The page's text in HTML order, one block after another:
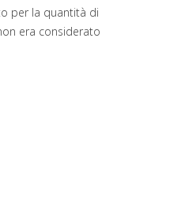
per la quantità di
era considerato